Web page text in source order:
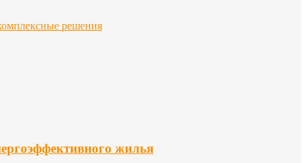
решения
жилья